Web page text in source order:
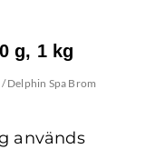
g, 1 kg
/ Delphin Spa Brom
används